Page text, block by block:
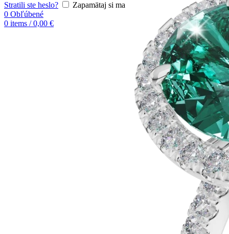
Stratili ste heslo?
Zapamätaj si ma
0 Obľúbené
0 items / 0,00 €